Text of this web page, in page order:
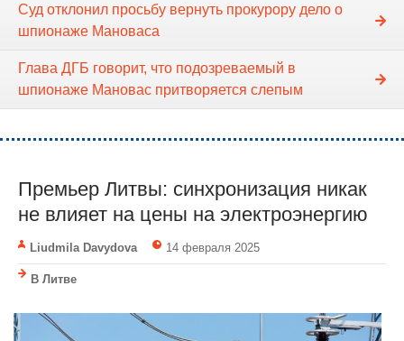
Суд отклонил просьбу вернуть прокурору дело о
шпионаже Мановаса
Глава ДГБ говорит, что подозреваемый в
шпионаже Мановас притворяется слепым
Премьер Литвы: синхронизация никак
не влияет на цены на электроэнергию
Liudmila Davydova 14 февраля 2025
В Литве